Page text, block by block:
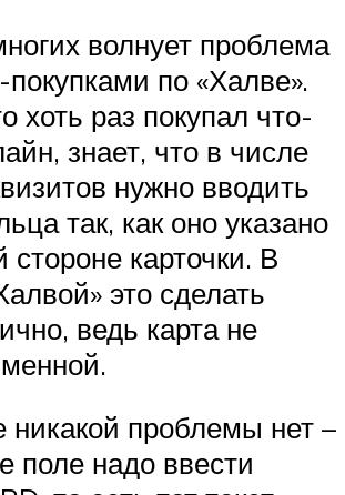
волнует проблема
покупками по «Халве».
хоть раз покупал что-
знает, что в числе
нужно вводить
так, как оно указано
стороне карточки. В
это сделать
ведь карта не
никакой проблемы нет –
поле надо ввести